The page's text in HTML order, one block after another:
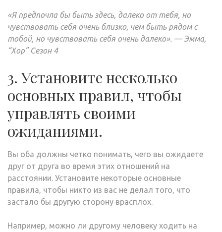
«Я предпочла бы быть здесь, далеко от тебя, но
чувствовать себя очень близко, чем быть рядом с
тобой, но чувствовать себя очень далеко». — Эмма,
“Хор” Сезон 4
3. Установите несколько
основных правил, чтобы
управлять своими
ожиданиями.
Вы оба должны четко понимать, чего вы ожидаете
друг от друга во время этих отношений на
расстоянии. Установите некоторые основные
правила, чтобы никто из вас не делал того, что
застало бы другую сторону врасплох.
Например, можно ли другому человеку ходить на